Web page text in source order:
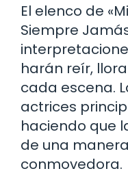
El elenco de
Siempre
harán reír,
cada escena.
actrices
haciendo que
de una
conmovedora.